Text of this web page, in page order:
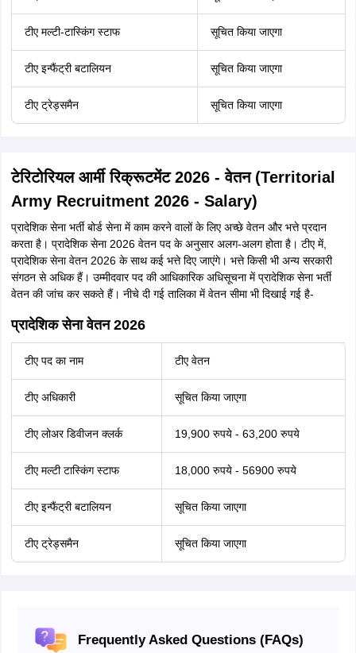
टीए मल्टी-टास्किंग स्टाफ सूचित किया जाएगा
टीए इन्फैंट्री बटालियन सूचित किया जाएगा
टीए ट्रेड्समैन सूचित किया जाएगा
टेरिटोरियल आर्मी रिक्रूटमेंट 2026 - वेतन (Territorial
Army Recruitment 2026 - Salary)
प्रादेशिक सेना भर्ती बोर्ड सेना में काम करने वालों के लिए अच्छे वेतन और भत्ते प्रदान
करता है। प्रादेशिक सेना 2026 वेतन पद के अनुसार अलग-अलग होता है। टीए में,
प्रादेशिक सेना वेतन 2026 के साथ कई भत्ते दिए जाएंगे। भत्ते किसी भी अन्य सरकारी
संगठन से अधिक हैं। उम्मीदवार पद की आधिकारिक अधिसूचना में प्रादेशिक सेना भर्ती
वेतन की जांच कर सकते हैं। नीचे दी गई तालिका में वेतन सीमा भी दिखाई गई है-
प्रादेशिक सेना वेतन 2026
टीए पद का नाम टीए वेतन
टीए अधिकारी सूचित किया जाएगा
टीए लोअर डिवीजन क्लर्क 19,900 रुपये - 63,200 रुपये
टीए मल्टी टास्किंग स्टाफ 18,000 रुपये - 56900 रुपये
टीए इन्फैंट्री बटालियन सूचित किया जाएगा
टीए ट्रेड्समैन सूचित किया जाएगा
Frequently Asked Questions (FAQs)